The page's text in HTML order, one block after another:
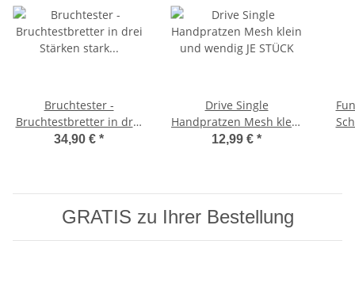
Bruchtester -
Bruchtestbretter in drei
Stärken stark (schwarz)
34,90 € *
Drive Single
Handpratzen Mesh klein
und wendig JE STÜCK
12,99 € *
GRATIS zu Ihrer Bestellung